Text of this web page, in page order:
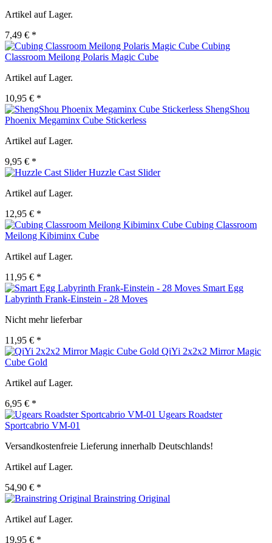
Artikel auf Lager.
7,49 € *
Cubing
Classroom Meilong Polaris Magic Cube
Artikel auf Lager.
10,95 € *
ShengShou
Phoenix Megaminx Cube Stickerless
Artikel auf Lager.
9,95 € *
Huzzle Cast Slider
Artikel auf Lager.
12,95 € *
Cubing Classroom
Meilong Kibiminx Cube
Artikel auf Lager.
11,95 € *
Smart Egg
Labyrinth Frank-Einstein - 28 Moves
Nicht mehr lieferbar
11,95 € *
QiYi 2x2x2 Mirror Magic
Cube Gold
Artikel auf Lager.
6,95 € *
Ugears Roadster
Sportcabrio VM-01
Versandkostenfreie Lieferung innerhalb Deutschlands!
Artikel auf Lager.
54,90 € *
Brainstring Original
Artikel auf Lager.
19,95 € *